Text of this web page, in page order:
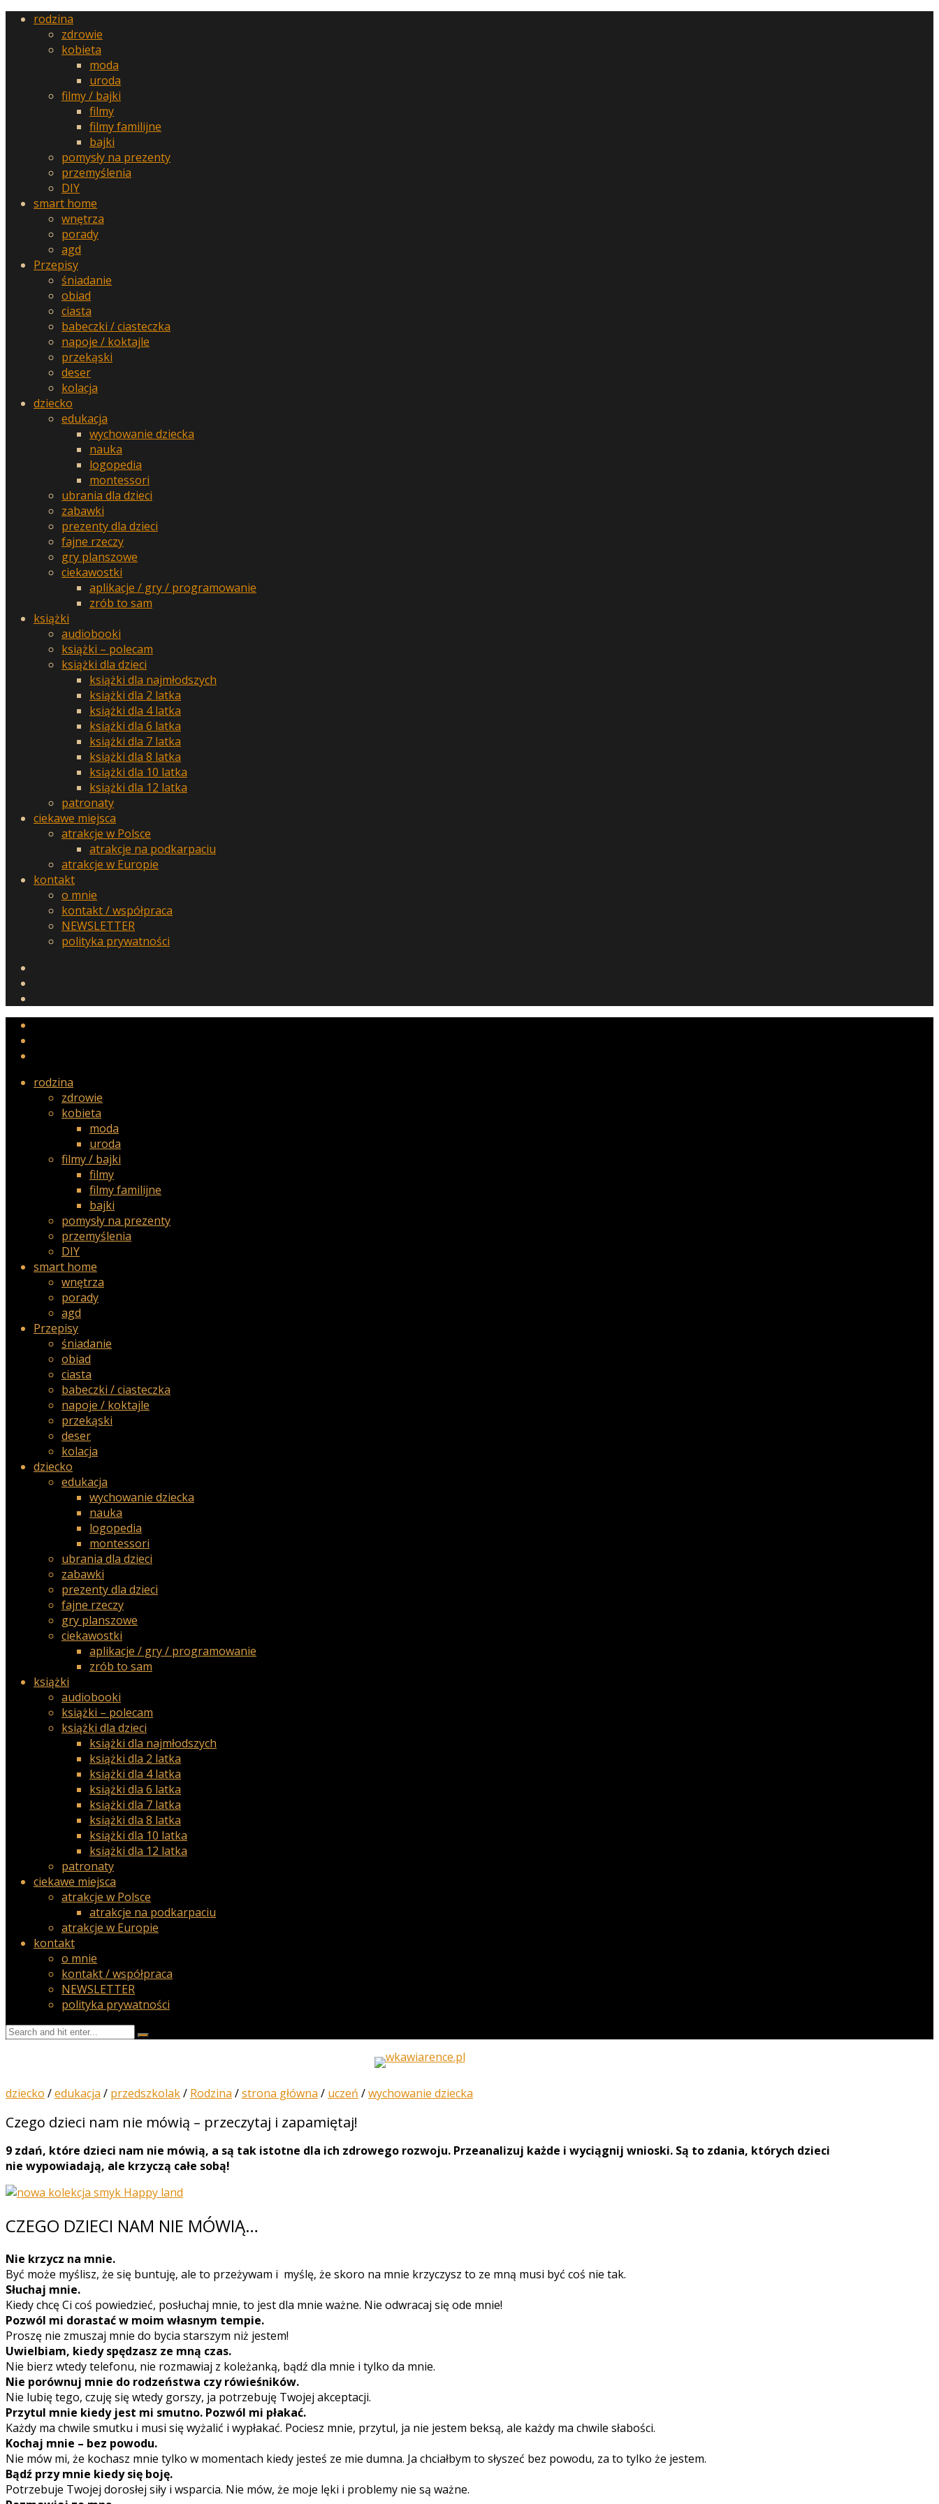
rodzina
zdrowie
kobieta
moda
uroda
filmy / bajki
filmy
filmy familijne
bajki
pomysły na prezenty
przemyślenia
DIY
smart home
wnętrza
porady
agd
Przepisy
śniadanie
obiad
ciasta
babeczki / ciasteczka
napoje / koktajle
przekąski
deser
kolacja
dziecko
edukacja
wychowanie dziecka
nauka
logopedia
montessori
ubrania dla dzieci
zabawki
prezenty dla dzieci
fajne rzeczy
gry planszowe
ciekawostki
aplikacje / gry / programowanie
zrób to sam
książki
audiobooki
książki – polecam
książki dla dzieci
książki dla najmłodszych
książki dla 2 latka
książki dla 4 latka
książki dla 6 latka
książki dla 7 latka
książki dla 8 latka
książki dla 10 latka
książki dla 12 latka
patronaty
ciekawe miejsca
atrakcje w Polsce
atrakcje na podkarpaciu
atrakcje w Europie
kontakt
o mnie
kontakt / współpraca
NEWSLETTER
polityka prywatności
rodzina
zdrowie
kobieta
moda
uroda
filmy / bajki
filmy
filmy familijne
bajki
pomysły na prezenty
przemyślenia
DIY
smart home
wnętrza
porady
agd
Przepisy
śniadanie
obiad
ciasta
babeczki / ciasteczka
napoje / koktajle
przekąski
deser
kolacja
dziecko
edukacja
wychowanie dziecka
nauka
logopedia
montessori
ubrania dla dzieci
zabawki
prezenty dla dzieci
fajne rzeczy
gry planszowe
ciekawostki
aplikacje / gry / programowanie
zrób to sam
książki
audiobooki
książki – polecam
książki dla dzieci
książki dla najmłodszych
książki dla 2 latka
książki dla 4 latka
książki dla 6 latka
książki dla 7 latka
książki dla 8 latka
książki dla 10 latka
książki dla 12 latka
patronaty
ciekawe miejsca
atrakcje w Polsce
atrakcje na podkarpaciu
atrakcje w Europie
kontakt
o mnie
kontakt / współpraca
NEWSLETTER
polityka prywatności
dziecko /edukacja / przedszkolak/ Rodzina /strona główna / uczeń /wychowanie dziecka
Czego dzieci nam nie mówią – przeczytaj i zapamiętaj!
9 zdań, które dzieci nam nie mówią, a są tak istotne dla ich zdrowego rozwoju. Przeanalizuj każde i wyciągnij wnioski. Są to zdania, których dzieci
nie wypowiadają, ale krzyczą całe sobą!
CZEGO DZIECI NAM NIE MÓWIĄ…
Nie krzycz na mnie.
Być może myślisz, że się buntuję, ale to przeżywam i myślę, że skoro na mnie krzyczysz to ze mną musi być coś nie tak.
Słuchaj mnie.
Kiedy chcę Ci coś powiedzieć, posłuchaj mnie, to jest dla mnie ważne. Nie odwracaj się ode mnie!
Pozwól mi dorastać w moim własnym tempie.
Proszę nie zmuszaj mnie do bycia starszym niż jestem!
Uwielbiam, kiedy spędzasz ze mną czas.
Nie bierz wtedy telefonu, nie rozmawiaj z koleżanką, bądź dla mnie i tylko da mnie.
Nie porównuj mnie do rodzeństwa czy rówieśników.
Nie lubię tego, czuję się wtedy gorszy, ja potrzebuję Twojej akceptacji.
Przytul mnie kiedy jest mi smutno. Pozwól mi płakać.
Każdy ma chwile smutku i musi się wyżalić i wypłakać. Pociesz mnie, przytul, ja nie jestem beksą, ale każdy ma chwile słabości.
Kochaj mnie – bez powodu.
Nie mów mi, że kochasz mnie tylko w momentach kiedy jesteś ze mie dumna. Ja chciałbym to słyszeć bez powodu, za to tylko że jestem.
Bądź przy mnie kiedy się boję.
Potrzebuje Twojej dorosłej siły i wsparcia. Nie mów, że moje lęki i problemy nie są ważne.